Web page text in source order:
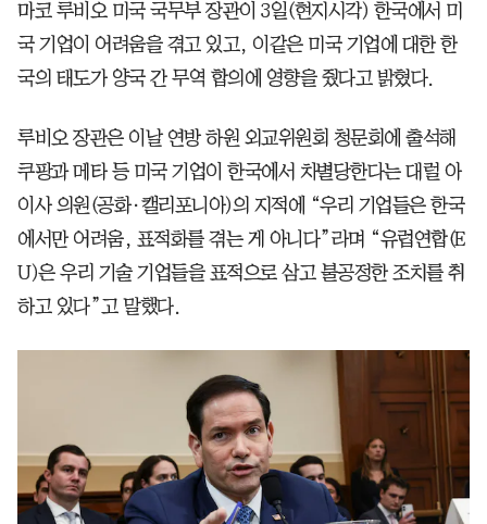
마코 루비오 미국 국무부 장관이 3일(현지시각) 한국에서 미
국 기업이 어려움을 겪고 있고, 이같은 미국 기업에 대한 한
국의 태도가 양국 간 무역 합의에 영향을 줬다고 밝혔다.
루비오 장관은 이날 연방 하원 외교위원회 청문회에 출석해
쿠팡과 메타 등 미국 기업이 한국에서 차별당한다는 대럴 아
이사 의원(공화·캘리포니아)의 지적에 “우리 기업들은 한국
에서만 어려움, 표적화를 겪는 게 아니다”라며 “유럽연합(E
U)은 우리 기술 기업들을 표적으로 삼고 불공정한 조치를 취
하고 있다”고 말했다.